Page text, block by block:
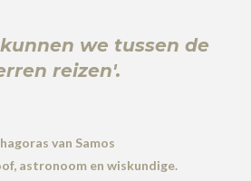
we tussen de
reizen'.
van Samos
astronoom en wiskundige.